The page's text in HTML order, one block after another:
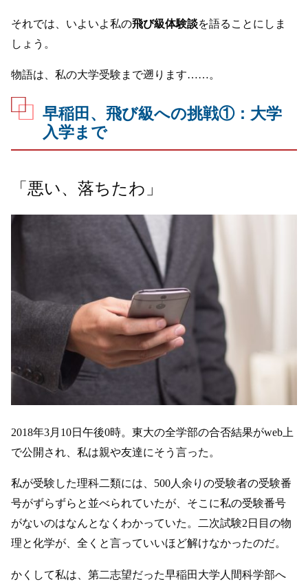
それでは、いよいよ私の飛び級体験談を語ることにしま
しょう。
物語は、私の大学受験まで遡ります……。
早稲田、飛び級への挑戦①：大学
入学まで
「悪い、落ちたわ」
2018年3月10日午後0時。東大の全学部の合否結果がweb上
で公開され、私は親や友達にそう言った。
私が受験した理科二類には、500人余りの受験者の受験番
号がずらずらと並べられていたが、そこに私の受験番号
がないのはなんとなくわかっていた。二次試験2日目の物
理と化学が、全くと言っていいほど解けなかったのだ。
かくして私は、第二志望だった早稲田大学人間科学部へ